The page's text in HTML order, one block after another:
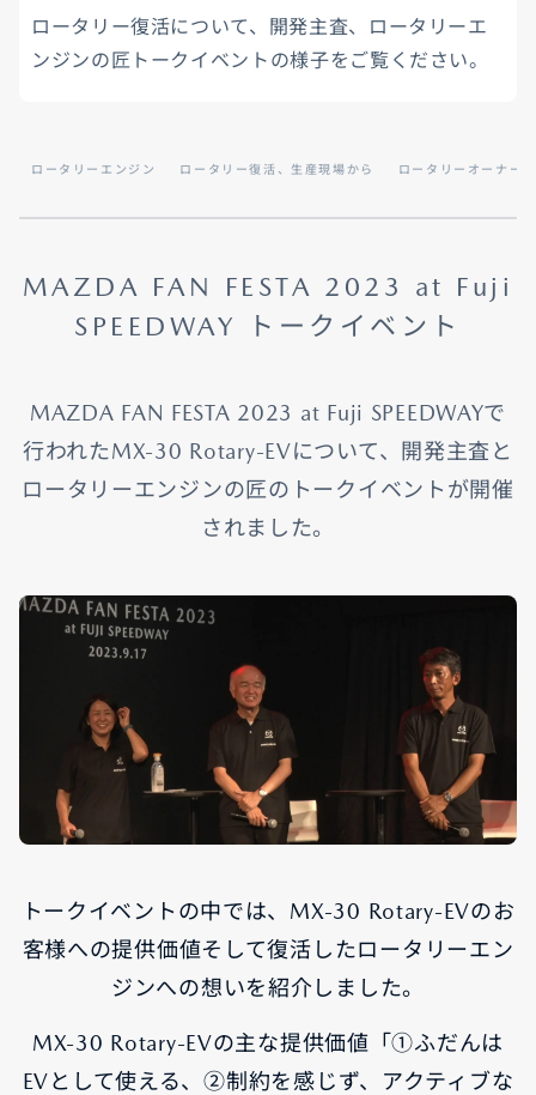
ロータリー復活について、開発主査、ロータリーエ
ンジンの匠トークイベントの様子をご覧ください。
ロータリーエンジン ロータリー復活、生産現場から ロータリーオーナー
MAZDA FAN FESTA 2023 at Fuji
SPEEDWAY トークイベント
MAZDA FAN FESTA 2023 at Fuji SPEEDWAYで
行われたMX-30 Rotary-EVについて、開発主査と
ロータリーエンジンの匠のトークイベントが開催
されました。
トークイベントの中では、MX-30 Rotary-EVのお
客様への提供価値そして復活したロータリーエン
ジンへの想いを紹介しました。
MX-30 Rotary-EVの主な提供価値「①ふだんは
EVとして使える、②制約を感じず、アクティブな